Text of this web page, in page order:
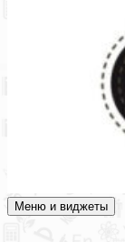
Академия СОВА
Подготовка к
Меню и виджеты